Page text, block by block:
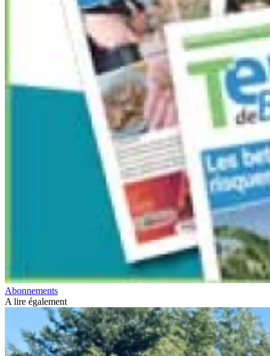
Abonnements
A lire également